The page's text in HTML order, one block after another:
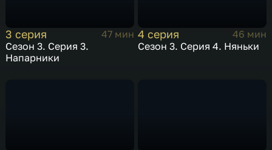
3 серия
47 мин
Сезон 3. Серия 3.
Напарники
4 серия
46 мин
Сезон 3. Серия 4. Няньки